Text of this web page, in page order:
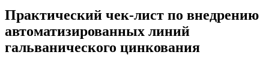
Практический чек-лист по внедрению
автоматизированных линий
гальванического цинкования